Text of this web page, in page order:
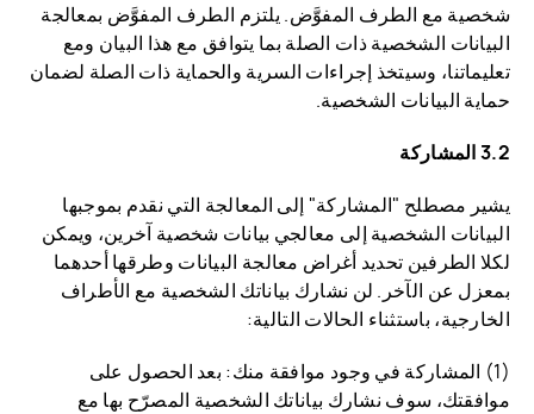
شخصية مع الطرف المفوَّض. يلتزم الطرف المفوَّض بمعالجة
البيانات الشخصية ذات الصلة بما يتوافق مع هذا البيان ومع
تعليماتنا، وسيتخذ إجراءات السرية والحماية ذات الصلة لضمان
حماية البيانات الشخصية.
3.2 المشاركة
يشير مصطلح "المشاركة" إلى المعالجة التي نقدم بموجبها
البيانات الشخصية إلى معالجي بيانات شخصية آخرين، ويمكن
لكلا الطرفين تحديد أغراض معالجة البيانات وطرقها أحدهما
بمعزل عن الآخر. لن نشارك بياناتك الشخصية مع الأطراف
الخارجية، باستثناء الحالات التالية:
(1) المشاركة في وجود موافقة منك: بعد الحصول على
موافقتك، سوف نشارك بياناتك الشخصية المصرّح بها مع